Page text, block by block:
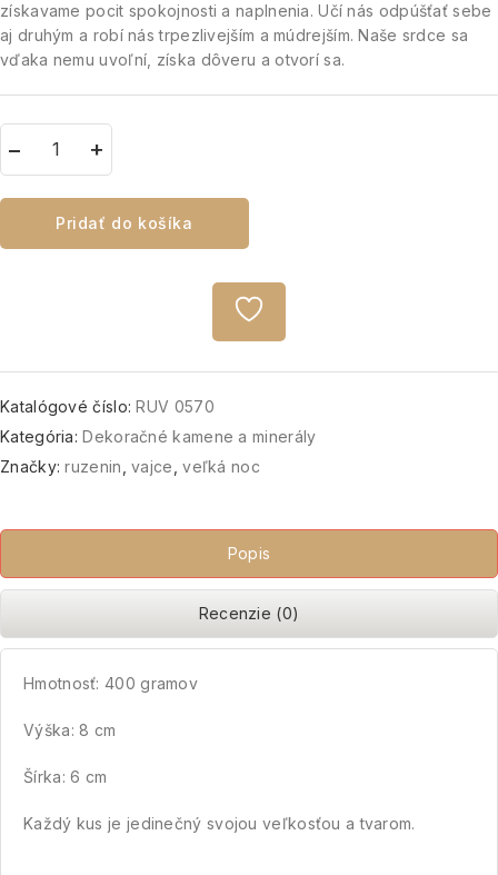
získavame pocit spokojnosti a naplnenia. Učí nás odpúšťať sebe
aj druhým a robí nás trpezlivejším a múdrejším. Naše srdce sa
vďaka nemu uvoľní, získa dôveru a otvorí sa.
Pridať do košíka
Katalógové číslo:RUV 0570
Kategória:Dekoračné kamene a minerály
Značky:ruzenin ,vajce ,veľká noc
Popis
Recenzie (0)
Hmotnosť: 400 gramov
Výška: 8 cm
Šírka: 6 cm
Každý kus je jedinečný svojou veľkosťou a tvarom.